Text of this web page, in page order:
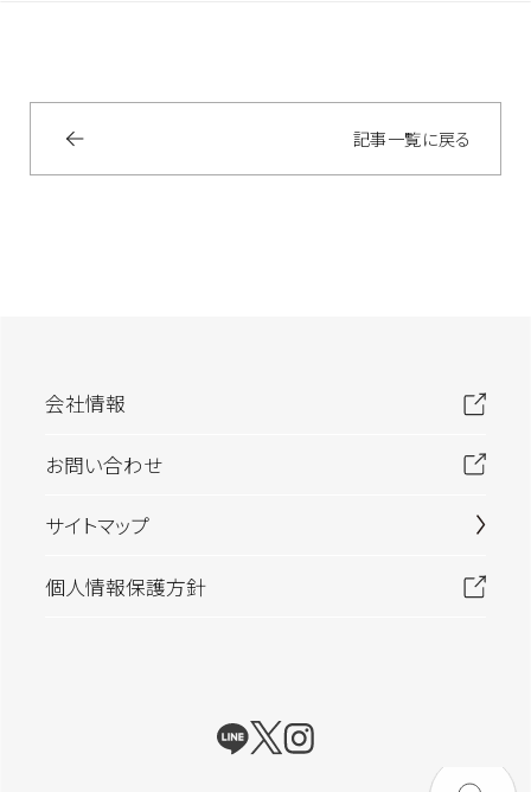
記事一覧に戻る
会社情報
お問い合わせ
サイトマップ
個人情報保護方針